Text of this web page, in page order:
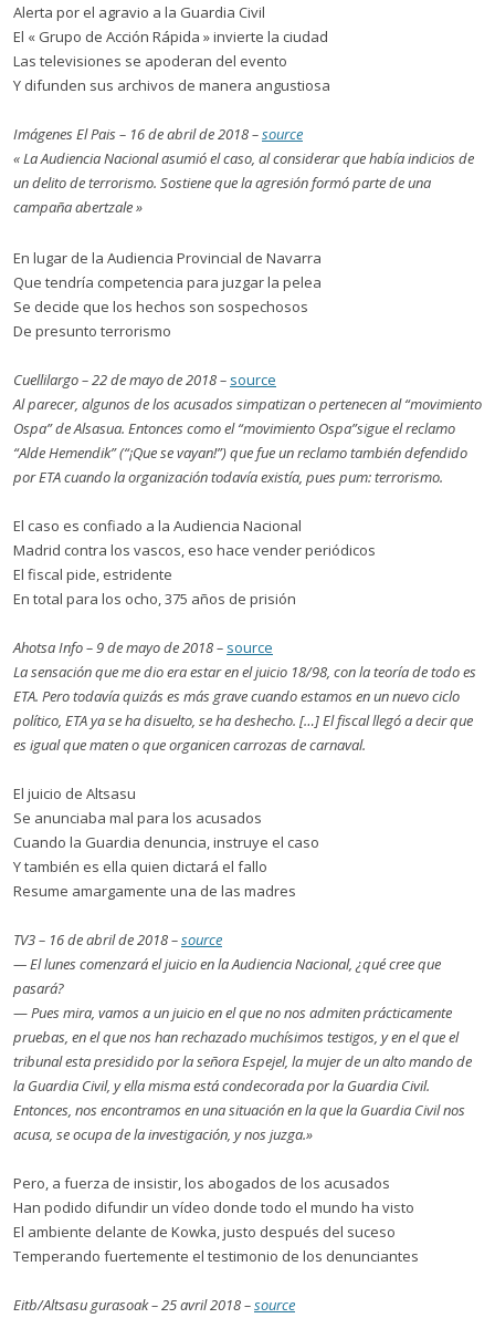
Alerta por el agravio a la Guardia Civil
El « Grupo de Acción Rápida » invierte la ciudad
Las televisiones se apoderan del evento
Y difunden sus archivos de manera angustiosa
Imágenes El Pais – 16 de abril de 2018 –source
« La Audiencia Nacional asumió el caso, al considerar que había indicios de
un delito de terrorismo. Sostiene que la agresión formó parte de una
campaña abertzale »
En lugar de la Audiencia Provincial de Navarra
Que tendría competencia para juzgar la pelea
Se decide que los hechos son sospechosos
De presunto terrorismo
Cuellilargo – 22 de mayo de 2018 – source
Al parecer, algunos de los acusados simpatizan o pertenecen al “movimiento
Ospa” de Alsasua. Entonces como el “movimiento Ospa”sigue el reclamo
“Alde Hemendik” (“¡Que se vayan!”) que fue un reclamo también defendido
por ETA cuando la organización todavía existía, pues pum: terrorismo.
El caso es confiado a la Audiencia Nacional
Madrid contra los vascos, eso hace vender periódicos
El fiscal pide, estridente
En total para los ocho, 375 años de prisión
Ahotsa Info – 9 de mayo de 2018 – source
La sensación que me dio era estar en el juicio 18/98, con la teoría de todo es
ETA. Pero todavía quizás es más grave cuando estamos en un nuevo ciclo
político, ETA ya se ha disuelto, se ha deshecho. […] El fiscal llegó a decir que
es igual que maten o que organicen carrozas de carnaval.
El juicio de Altsasu
Se anunciaba mal para los acusados
Cuando la Guardia denuncia, instruye el caso
Y también es ella quien dictará el fallo
Resume amargamente una de las madres
TV3 – 16 de abril de 2018 –source
— El lunes comenzará el juicio en la Audiencia Nacional, ¿qué cree que
pasará?
—Pues mira, vamos a un juicio en el que no nos admiten prácticamente
pruebas, en el que nos han rechazado muchísimos testigos, y en el que el
tribunal esta presidido por la señora Espejel, la mujer de un alto mando de
la Guardia Civil, y ella misma está condecorada por la Guardia Civil.
Entonces, nos encontramos en una situación en la que la Guardia Civil nos
acusa, se ocupa de la investigación, y nos juzga.»
Pero, a fuerza de insistir, los abogados de los acusados
Han podido difundir un vídeo donde todo el mundo ha visto
El ambiente delante de Kowka, justo después del suceso
Temperando fuertemente el testimonio de los denunciantes
Eitb/Altsasu gurasoak – 25 avril 2018 –source